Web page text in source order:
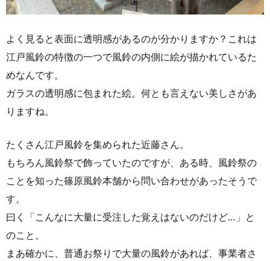
よく見ると表面に透明感があるのが分かりますか？これは
江戸風鈴の特徴の一つで風鈴の内側に絵が描かれているた
めなんです。
ガラスの透明感に包まれた絵。何とも言えない美しさがあ
りますね。
たくさん江戸風鈴を集められた近藤さん。
もちろん風鈴祭で飾っていたのですが、ある時、風鈴祭の
ことを知った篠原風鈴本舗から問い合わせがあったそうで
す。
曰く「こんなに大量に受注した覚えはないのだけど…」と
のこと。
まあ確かに、普通お祭りで大量の風鈴があれば、事業者さ